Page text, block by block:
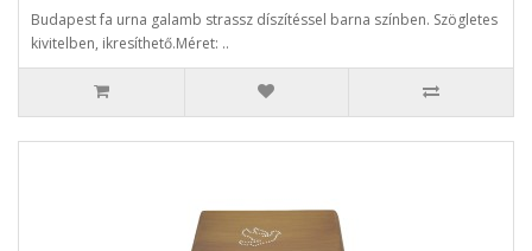
Budapest fa urna galamb strassz díszítéssel barna színben. Szögletes
kivitelben, ikresíthető.Méret: ..